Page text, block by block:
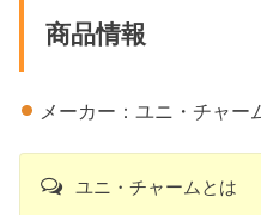
商品情報
メーカー：ユニ・チャー
ユニ・チャームとは